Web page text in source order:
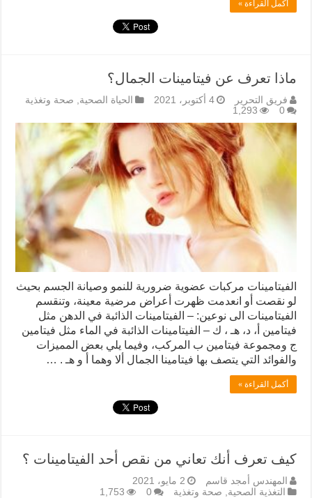
أكمل القراءة »
ماذا تعرف عن فيتامينات الجمال؟
فريق التحرير 4 أكتوبر، 2021 الحياة الصحية
صحة وتغذية
0
1,293
الفيتامينات مركبات عضوية ضرورية للنمو وصيانة الجسم بحيث
لو نقصت أو انعدمت ظهرت أعراض مرضية معينة، وتنقسم
الفيتامينات الى نوعين: – الفيتامينات الذائبة في الدهن مثل
فيتامين أ، د، هـ ، ك – الفيتامينات الذائبة في الماء مثل فيتامين
ج ومجموعة فيتامين ب المركب، وفيما يلي بعض المميزات
والفوائد التي يتصف بها فيتامينا الجمال ألا وهما أ و هـ . …
أكمل القراءة »
كيف تعرف أنك تعاني من نقص أحد الفيتامينات ؟
المهندس أمجد قاسم
2 مايو، 2021
التغذية الصحية, صحة وتغذية 0
1,753